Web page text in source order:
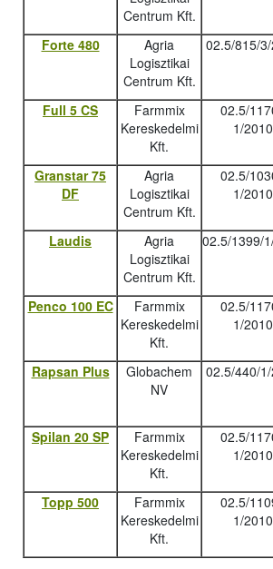
Centrum Kft.
Forte 480
Agria
Logisztikai
Centrum Kft.
02.5/815/
Full 5 CS
Farmmix
Kereskedelmi
Kft.
02.5/
1/
Granstar 75
DF
Agria
Logisztikai
Centrum Kft.
02.5/
1/
Laudis
Agria
Logisztikai
Centrum Kft.
02.5/1399/
Penco 100 EC
Farmmix
Kereskedelmi
Kft.
02.5/
1/
Rapsan Plus
Globachem
NV
02.5/440/
Spilan 20 SP
Farmmix
Kereskedelmi
Kft.
02.5/
1/
Topp 500
Farmmix
Kereskedelmi
Kft.
02.5/
1/